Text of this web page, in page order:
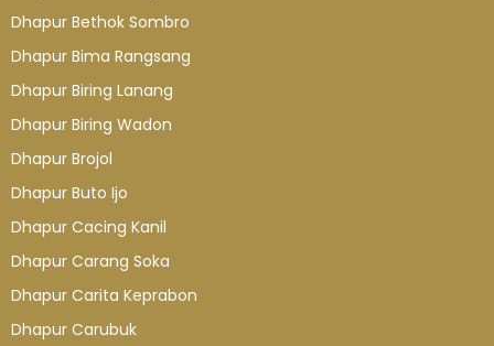
Dhapur Bethok Sombro
Dhapur Bima Rangsang
Dhapur Biring Lanang
Dhapur Biring Wadon
Dhapur Brojol
Dhapur Buto Ijo
Dhapur Cacing Kanil
Dhapur Carang Soka
Dhapur Carita Keprabon
Dhapur Carubuk